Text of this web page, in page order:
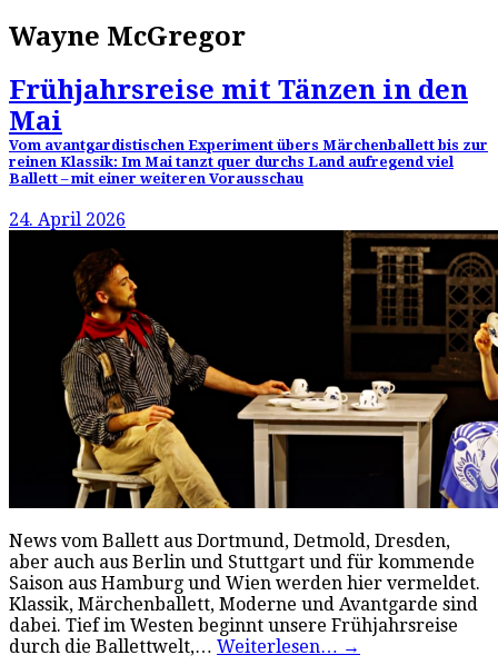
Wayne McGregor
Frühjahrsreise mit Tänzen in den
Mai
Vom avantgardistischen Experiment übers Märchenballett bis zur
reinen Klassik: Im Mai tanzt quer durchs Land aufregend viel
Ballett – mit einer weiteren Vorausschau
24. April 2026
News vom Ballett aus Dortmund, Detmold, Dresden,
aber auch aus Berlin und Stuttgart und für kommende
Saison aus Hamburg und Wien werden hier vermeldet.
Klassik, Märchenballett, Moderne und Avantgarde sind
dabei. Tief im Westen beginnt unsere Frühjahrsreise
durch die Ballettwelt,… Weiterlesen… →